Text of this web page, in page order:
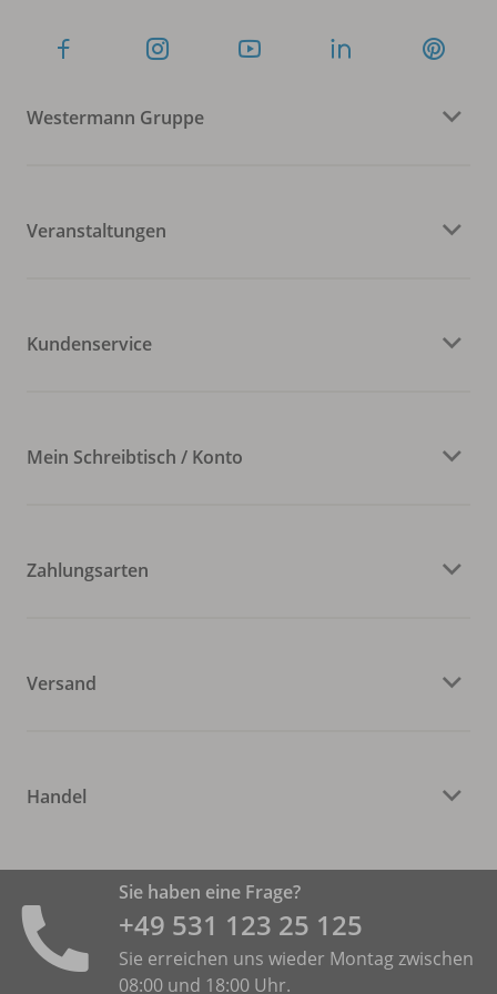
Westermann Gruppe
Veranstaltungen
Kundenservice
Mein Schreibtisch / Konto
Zahlungsarten
Versand
Handel
Sie haben eine Frage?
+49 531 ­123 25 125
Sie erreichen uns wieder Montag zwischen
08:00 und 18:00 Uhr.